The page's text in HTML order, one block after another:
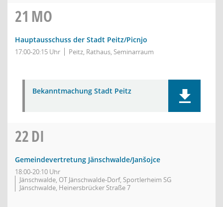
21 MO
Hauptausschuss der Stadt Peitz/Picnjo
17:00-20:15 Uhr Peitz, Rathaus, Seminarraum
Bekanntmachung Stadt Peitz
22DI
Gemeindevertretung Jänschwalde/Janšojce
18:00-20:10 Uhr
Jänschwalde, OT Jänschwalde-Dorf, Sportlerheim SG
Jänschwalde, Heinersbrücker Straße 7